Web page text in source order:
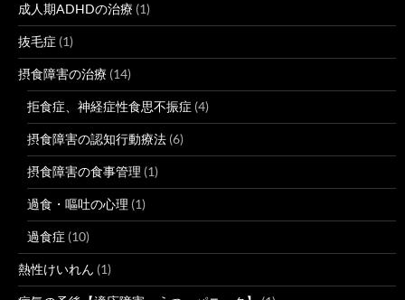
成人期ADHDの治療 (1)
抜毛症 (1)
摂食障害の治療 (14)
拒食症、神経症性食思不振症 (4)
摂食障害の認知行動療法 (6)
摂食障害の食事管理 (1)
過食・嘔吐の心理 (1)
過食症 (10)
熱性けいれん (1)